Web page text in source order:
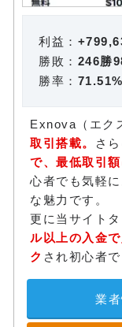
利益：
勝敗： 246勝
勝率： 71.51%
Exnova（エク
取引搭載。
さら
で、最低取引額
心者でも気軽
な魅力です。
更に当サイト
ル以上の入金
ク され初心者
業